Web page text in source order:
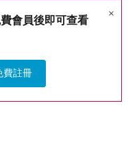
×
會員後即可查看
費註冊